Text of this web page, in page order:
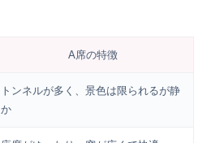
A席の特徴
トンネルが多く、景色は限られるが静
か